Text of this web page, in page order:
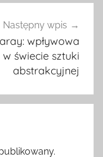
Następny wpis
wpływowa
świecie sztuki
abstrakcyjnej